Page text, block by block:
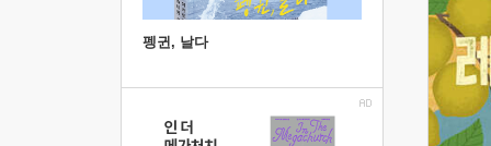
펭귄, 날다